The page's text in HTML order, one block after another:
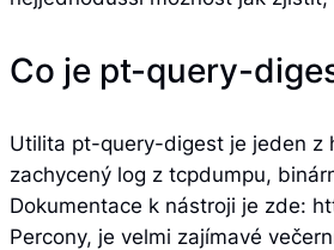
Co je pt-query-
Utilita pt-query-digest je jeden z
zachycený log z tcpdumpu,
Dokumentace k nástroji je zde:
Percony, je velmi zajímavé